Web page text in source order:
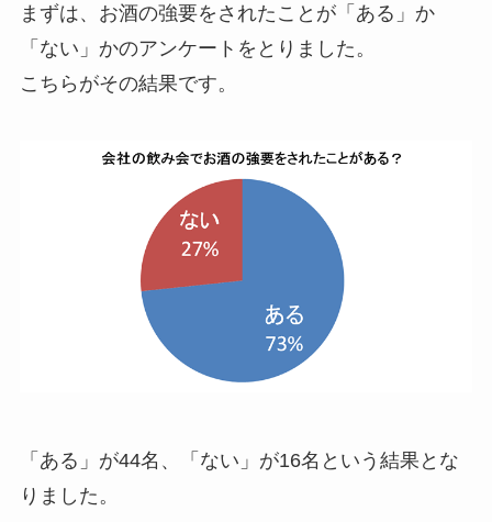
まずは、お酒の強要をされたことが「ある」か
「ない」かのアンケートをとりました。
こちらがその結果です。
「ある」が44名、「ない」が16名という結果とな
りました。